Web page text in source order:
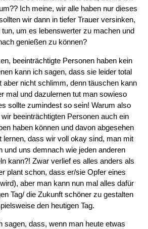
Ich meine, wir alle haben nur dieses
wir dann in tiefer Trauer versinken,
um es lebenswerter zu machen und
genießen zu können?
beeinträchtigte Personen haben kein
kann ich sagen, dass sie leider total
aber nicht schlimm, denn täuschen kann
mal und dazulernen tut man sowieso
sollte zumindest so sein! Warum also
beeinträchtigten Personen auch ein
haben können und davon abgesehen
lernen, dass wir voll okay sind, man mit
und uns demnach wie jeden anderen
kann?! Zwar verlief es alles anders als
plant schon, dass er/sie Opfer eines
aber man kann nun mal alles dafür
Tag/ die Zukunft schöner zu gestalten
den heutigen Tag.
sagen, dass, wenn man heute etwas